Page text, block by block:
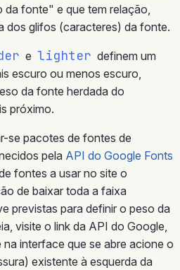
fonte" e que tem relação,
dos glifos (caracteres) da fonte.
e lighter definem um
escuro ou menos escuro,
da fonte herdada do
próximo.
se pacotes de fontes de
pela API do Google Fonts
fontes a usar no site o
de baixar toda a faixa
previstas para definir o peso da
visite o link da API do Google,
interface que se abre acione o
existente à esquerda da